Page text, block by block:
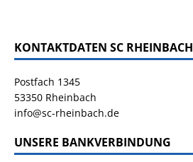
KONTAKTDATEN SC RHEINBACH
Postfach 1345
53350 Rheinbach
info@sc-rheinbach.de
UNSERE BANKVERBINDUNG